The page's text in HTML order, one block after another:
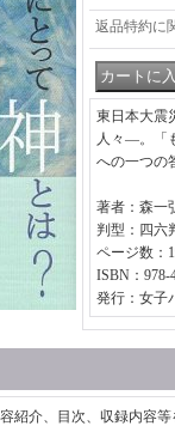
返品特約に
東日本大震
人々―。「
への一つの
著者：森一
判型：四六
ページ数：
ISBN：978-
発行：女子
紹介、目次、収録内容